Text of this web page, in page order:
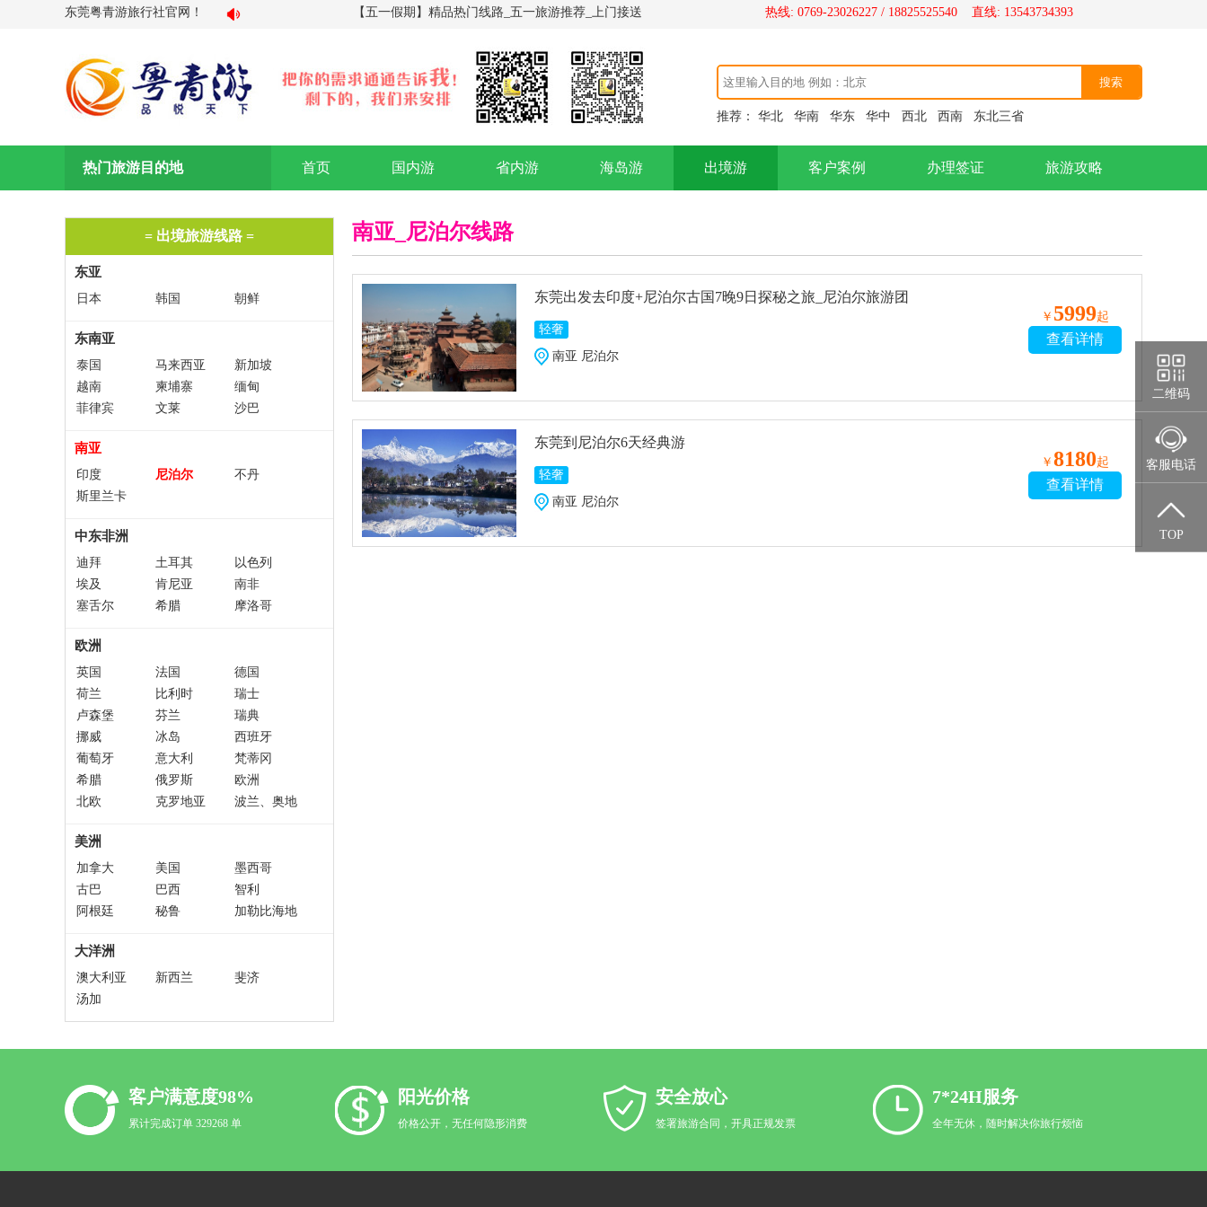
东莞粤青游旅行社官网！ 【五一假期】精品热门线路_五一旅游推荐_上门接送 热线: 0769-23026227 / 18825525540 直线: 13543734393
推荐： 华北 华南 华东 华中 西北 西南 东北三省
热门旅游目的地 首页 国内游 省内游 海岛游 出境游 客户案例 办理签证 旅游攻略
= 出境旅游线路 =
东亚
日本 韩国 朝鲜
东南亚
泰国 马来西亚
新加坡
越南
柬埔寨
缅甸
菲律宾
文莱 沙巴
南亚
印度 尼泊尔
不丹
斯里兰卡
中东非洲
迪拜 土耳其
以色列
埃及
肯尼亚
南非
塞舌尔
希腊 摩洛哥
欧洲
英国 法国
德国
荷兰
比利时
瑞士
卢森堡
芬兰
瑞典
挪威
冰岛
西班牙
葡萄牙
意大利
梵蒂冈
希腊
俄罗斯
欧洲
北欧
克罗地亚
波兰、奥地
美洲
加拿大 美国
墨西哥
古巴
巴西
智利
阿根廷
秘鲁 加勒比海地
大洋洲
澳大利亚 新西兰
斐济
汤加
南亚_尼泊尔线路
东莞出发去印度+尼泊尔古国7晚9日探秘之旅_尼泊尔旅游团
轻奢
南亚 尼泊尔
￥ 5999起
查看详情
东莞到尼泊尔6天经典游
轻奢
南亚 尼泊尔
￥ 8180起
查看详情
客户满意度98%
累计完成订单 329268 单
阳光价格
价格公开，无任何隐形消费
安全放心
签署旅游合同，开具正规发票
7*24H服务
全年无休，随时解决你旅行烦恼
二维码
客服电话
TOP